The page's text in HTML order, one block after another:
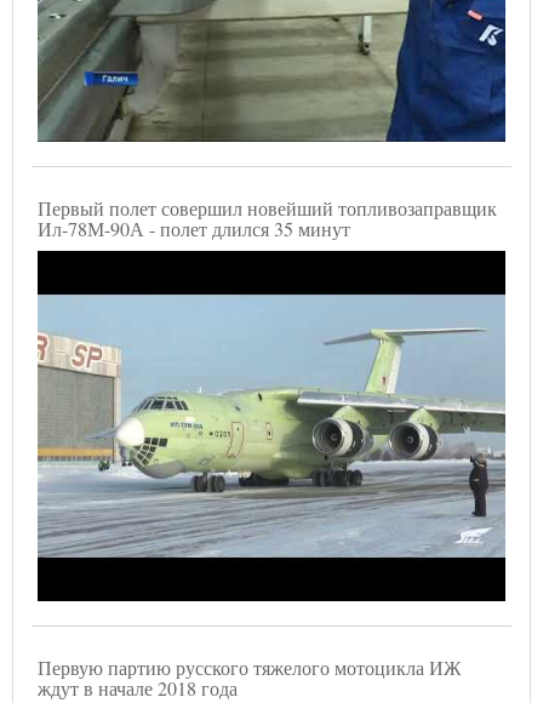
Первый полет совершил новейший топливозаправщик
Ил-78М-90А - полет длился 35 минут
Первую партию русского тяжелого мотоцикла ИЖ
ждут в начале 2018 года